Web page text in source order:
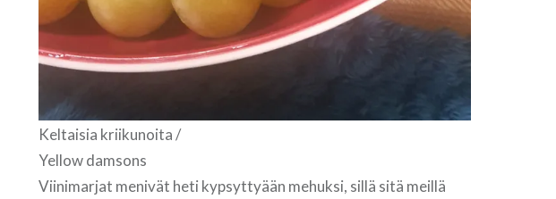
Keltaisia kriikunoita /
Yellow damsons
Viinimarjat menivät heti kypsyttyään mehuksi, sillä sitä meillä